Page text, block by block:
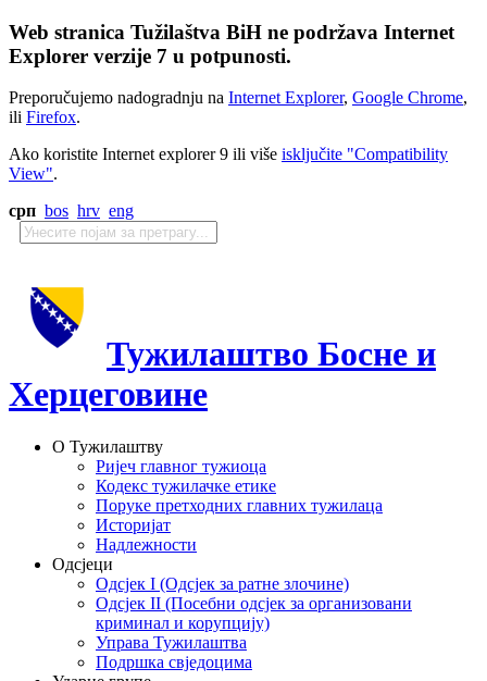
Web stranica Tužilaštva BiH ne podržava Internet
Explorer verzije 7 u potpunosti.
Preporučujemo nadogradnju na Internet Explorer, Google Chrome,
ili Firefox.
Ako koristite Internet explorer 9 ili više isključite "Compatibility
View".
срп bos hrv eng
Тужилаштво Босне и
Херцеговине
О Тужилаштву
Ријеч главног тужиоца
Кодекс тужилачке етике
Поруке претходних главних тужилаца
Историјат
Надлежности
Одсјеци
Одсјек I (Одсјек за ратне злочине)
Одсјек II (Посебни одсјек за организовани
криминал и корупцију)
Управа Тужилаштва
Подршка свједоцима